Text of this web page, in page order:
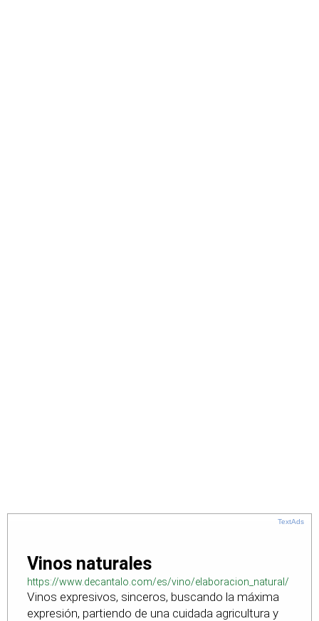
TextAds
Vinos naturales
https://www.decantalo.com/es/vino/elaboracion_natural/
Vinos expresivos, sinceros, buscando la máxima
expresión, partiendo de una cuidada agricultura y